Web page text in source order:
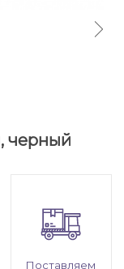
черный
Поставляем